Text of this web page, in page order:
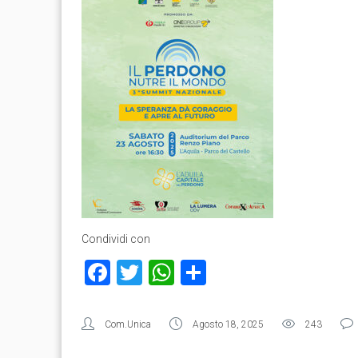
Condividi con
Facebook
TwitterWhatsApp
Com.Unica Agosto 18, 2025 243